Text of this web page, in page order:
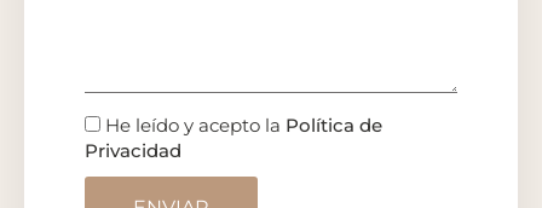
He leído y acepto la Política de
Privacidad